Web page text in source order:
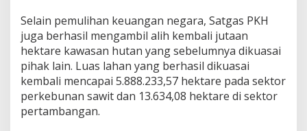
Selain pemulihan keuangan negara, Satgas PKH
juga berhasil mengambil alih kembali jutaan
hektare kawasan hutan yang sebelumnya dikuasai
pihak lain. Luas lahan yang berhasil dikuasai
kembali mencapai 5.888.233,57 hektare pada sektor
perkebunan sawit dan 13.634,08 hektare di sektor
pertambangan.